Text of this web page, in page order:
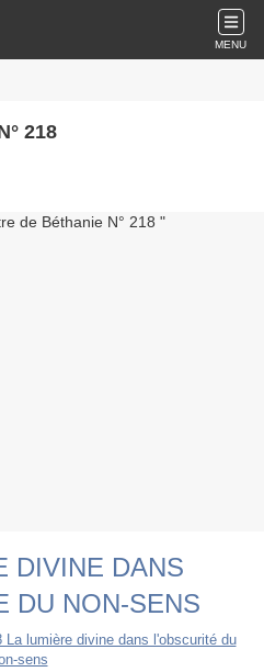
MENU
218
DIVINE DANS
DU NON-SENS